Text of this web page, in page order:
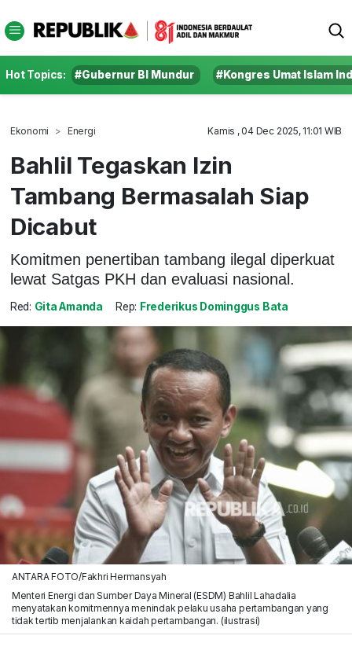
Hot Topics: #Gubernur BI Mundur #Kongres Umat Islam
Ekonomi Energi Kamis , 04 Dec 2025, 11:01 WIB
Bahlil Tegaskan Izin
Tambang Bermasalah Siap
Dicabut
Komitmen penertiban tambang ilegal diperkuat
lewat Satgas PKH dan evaluasi nasional.
Red: Gita Amanda Rep: Frederikus Dominggus Bata
ANTARA FOTO/Fakhri Hermansyah
Menteri Energi dan Sumber Daya Mineral (ESDM) Bahlil Lahadalia
menyatakan komitmennya menindak pelaku usaha pertambangan yang
tidak tertib menjalankan kaidah pertambangan. (ilustrasi)